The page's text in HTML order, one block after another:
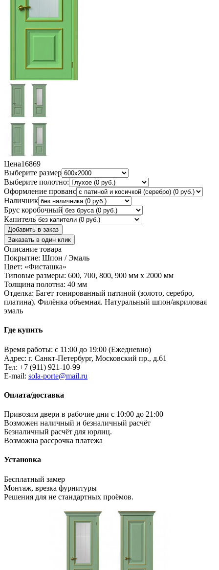
Цена16869
Выберите размер
Выберите полотно:
Оформление прованс
Наличник
Брус коробочный
Капитель
Добавить в заказ
Заказать в один клик
Описание товара
Покрытие: Шпон / Эмаль
Цвет: «Фисташка»
Типовые размеры: 600, 700, 800, 900 мм х 2000 мм
Толщина полотна: 40 мм
Отделка: Багет тонированный патиной (золото, серебро,
платина). Филёнка объемная. Натуральный шпон/акриловая
эмаль
Где купить
Время работы: с 11:00 до 19:00 (Ежедневно)
Адрес: г. Санкт-Петербург, Московский пр., д.61
Тел: +7 (911) 921-10-99
E-mail: sola-porte@mail.ru
Оплата/доставка
Привозим двери в рабочие дни с 10:00 до 21:00
Возможен наличный и безналичный расчёт
Безналичный расчёт для юрлиц.
Возможна рассрочка платежа
Установка
Бесплатный замер
Монтаж, врезка фурнитуры
Решения для не стандартных проёмов.